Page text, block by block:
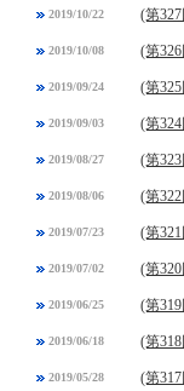
2019/10/22 (第
2019/10/08 (第
2019/09/24 (第
2019/09/03 (第
2019/08/27 (第
2019/08/06 (第
2019/07/23 (第
2019/07/02 (第
2019/06/25 (第
2019/06/18 (第
2019/05/28 (第